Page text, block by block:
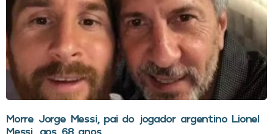
Morre Jorge Messi, pai do jogador argentino Lionel
Messi, aos 68 anos